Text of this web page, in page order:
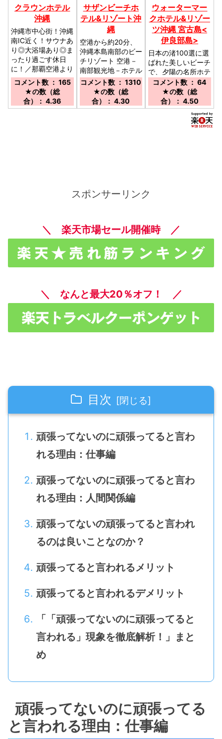
クラウンホテル
沖縄
沖縄市中心街！沖縄
南IC近く！サウナあ
り◎大浴場あり◎ま
ったり過ごす休日
に！／那覇空港より
車で約40分、高速
バスからのアクセス
も便利♪［マップコ
ード: 33 590
コメント数 ： 165
★の数（総
合）： 4.36
サザンビーチホ
テル&リゾート沖
縄
空港から約20分、
沖縄本島南部のビー
チリゾート 空港－
南部観光地－ホテル
間を結ぶ路線バス運
行中／空港より車で
約20分／東京バス
「ウミカジライナ
コメント数 ： 1310
★の数（総
合）： 4.30
ウォーターマー
クホテル&リゾー
ツ沖縄 宮古島<
伊良部島>
日本の渚100選に選
ばれた美しいビーチ
で、夕陽の名所ホテ
ルより青い海も、夕
陽も一望できます。
／宮古島空港より車
で約35分、みやこ
下地島空港より車で
コメント数 ： 64
★の数（総
合）： 4.50
スポンサーリンク
＼ 楽天市場セール開催時 ／
＼ なんと最大20％オフ！ ／
目次
頑張ってないのに頑張ってると言わ
れる理由：仕事編
頑張ってないのに頑張ってると言わ
れる理由：人間関係編
頑張ってないの頑張ってると言われ
るのは良いことなのか？
頑張ってると言われるメリット
頑張ってると言われるデメリット
「「頑張ってないのに頑張ってると
言われる」現象を徹底解析！」まと
め
頑張ってないのに頑張ってる
と言われる理由：仕事編